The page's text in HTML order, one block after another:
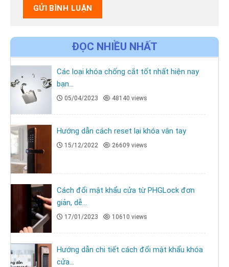
ĐỌC NHIỀU NHẤT
Các loại khóa chống cắt tốt nhất hiện nay
bạn...
05/04/2023 48140 views
Hướng dẫn cách reset lại khóa vân tay
15/12/2022 26609 views
Cách đổi mật khẩu cửa từ PHGLock đơn
giản, dễ...
17/01/2023 10610 views
Hướng dẫn chi tiết cách đổi mật khẩu khóa
cửa...